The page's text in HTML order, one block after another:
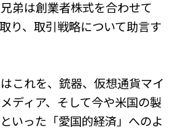
弟は創業者株式を合わせて
り、取引戦略について助言す
これを、銃器、仮想通貨マイ
ディア、そして今や米国の製
いった「愛国的経済」へのよ